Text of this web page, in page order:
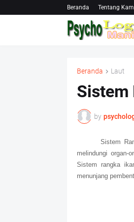
Beranda Tentang
Beranda Laut
Sistem
by
Sistem
melindungi organ-
Sistem rangka
menunjang